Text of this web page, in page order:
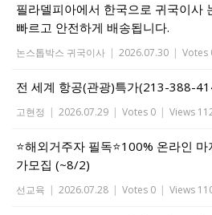
필라델피아에서 한국으로 귀국이사
빠르고 안전하게 배송됩니다.
논스톱박스 귀국이사 | 2026.07.30 | Votes
전 세계 항공(관광)특가(213-388-
고현정 | 2026.07.29 | Votes 0 | Views
⭐해외거주자 필독⭐100% 온라인
가모집 (~8/2)
선교육 | 2026.07.28 | Votes 0 | Views